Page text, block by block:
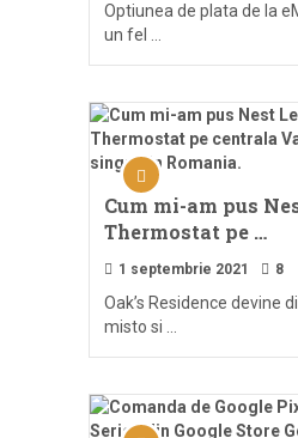
Optiunea de plata de la
un fel …
Cum mi-am pus
Thermostat pe …
1 septembrie 2021 8
Oak’s Residence devine
misto si …